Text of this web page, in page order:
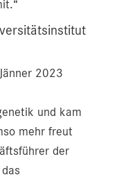
2023
und kam
mehr freut
der